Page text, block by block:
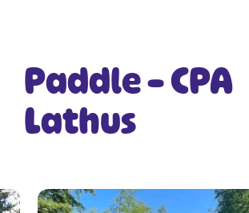
Paddle – CPA
Lathus